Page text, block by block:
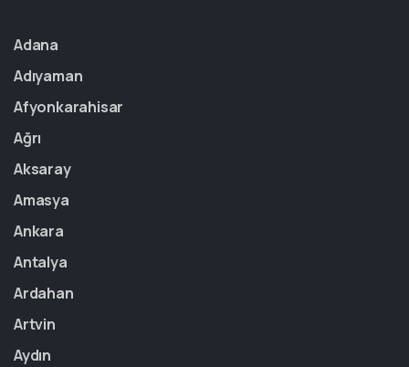
Adana
Adıyaman
Afyonkarahisar
Ağrı
Aksaray
Amasya
Ankara
Antalya
Ardahan
Artvin
Aydın